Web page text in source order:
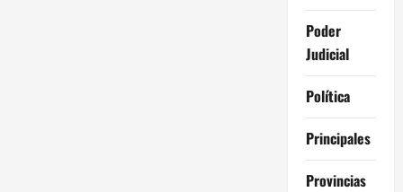
Poder
Judicial
Política
Principales
Provincias